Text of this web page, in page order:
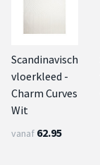
Scandinavisch
vloerkleed -
Charm Curves
Wit
vanaf 62.95